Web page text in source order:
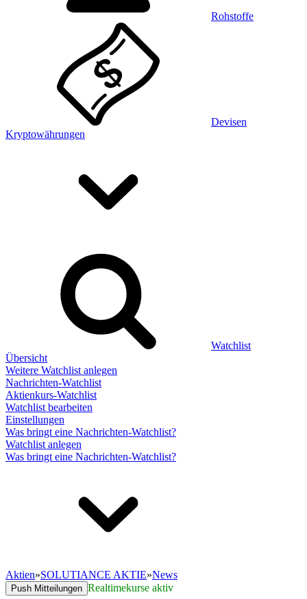
Rohstoffe
Devisen
Kryptowährungen
Watchlist
Übersicht
Weitere Watchlist anlegen
Nachrichten-Watchlist
Aktienkurs-Watchlist
Watchlist bearbeiten
Einstellungen
Was bringt eine Nachrichten-Watchlist?
Watchlist anlegen
Was bringt eine Nachrichten-Watchlist?
Aktien»SOLUTIANCE AKTIE»News
Push Mitteilungen Realtimekurse aktiv